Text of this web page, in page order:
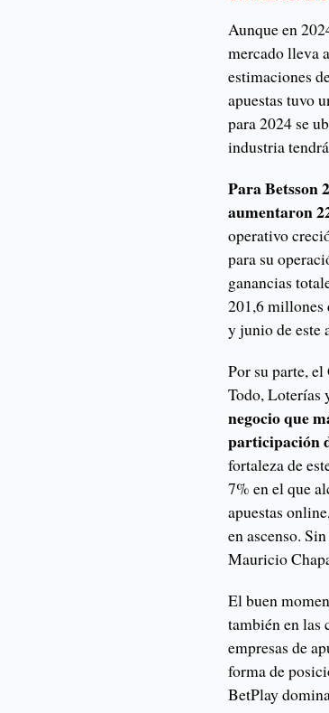
Aunque en
mercado lleva
estimaciones
apuestas tuvo
para 2024 se
industria
Para Betsson
aumentaron
operativo
para su
ganancias
201,6 millones
y junio de este
Por su parte,
Todo, Loterías
negocio que
participación
fortaleza de
7% en el que
apuestas
en ascenso.
Mauricio
El buen
también en las
empresas de
forma de
BetPlay